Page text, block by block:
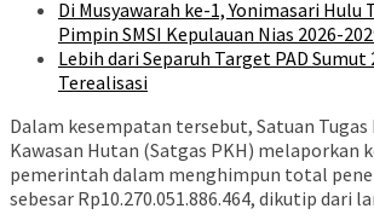
Di Musyawarah ke-1, Yonimasari
Pimpin SMSI Kepulauan Nias 2026-
Lebih dari Separuh Target PAD Sumut
Terealisasi
Dalam kesempatan tersebut, Satuan
Kawasan Hutan (Satgas PKH) melaporkan
pemerintah dalam menghimpun total
sebesar Rp10.270.051.886.464, dikutip dari